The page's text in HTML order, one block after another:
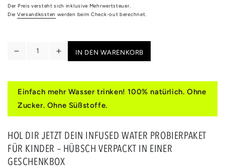
Der Preis versteht sich inklusive Mehrwertsteuer.
Die Versandkosten werden beim Check-out berechnet.
Verringere
für
LITTLE
HEROES
|
KIDS
FLAVOURS
|
MIT
Erhöhe
für
LITTLE
HEROES
|
KIDS
FLAVOURS
|
MIT
IN DEN WARENKORB
Einfach mehr Wasser trinken! 100% natürlich. Ohne
Zucker. Ohne Süßstoffe.
HOL DIR JETZT DEIN INFUSED WATER PROBIERPAKET
FÜR KINDER – HÜBSCH VERPACKT IN EINER
GESCHENKBOX